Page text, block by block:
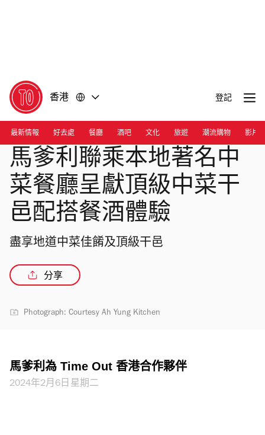
香港 登記
最新情報 好去處 餐廳 酒吧 文化 旅遊 潮流購物 影片
馬爹利聯乘本地著名中
菜餐廳呈獻頂級中菜干
邑配搭餐酒體驗
盡享地道中菜佳餚及頂級干邑
分享
Photograph: Courtesy Ah Yung Kitchen
馬爹利為 Time Out 香港合作夥伴
2024年2月6日星期二